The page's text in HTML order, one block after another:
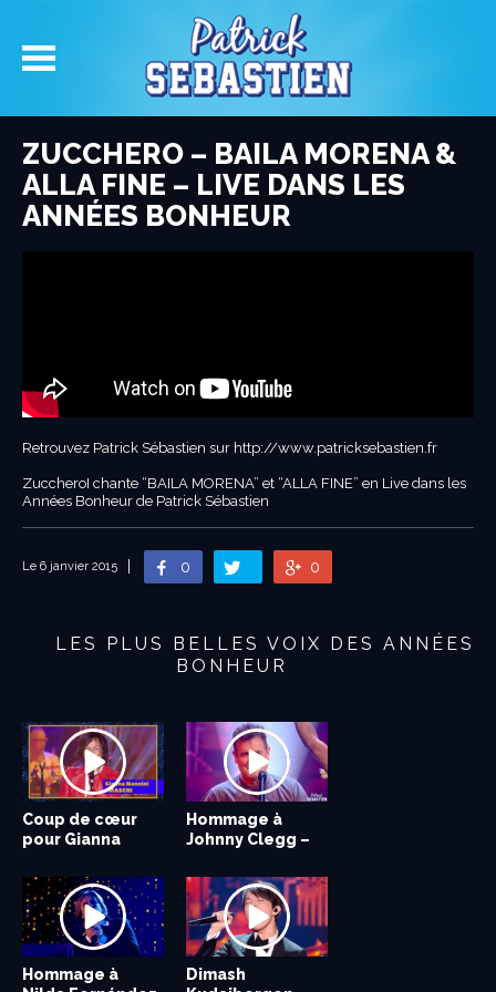
ZUCCHERO – BAILA MORENA &
ALLA FINE – LIVE DANS LES
ANNÉES BONHEUR
Retrouvez Patrick Sébastien sur http://www.patricksebastien.fr
ZuccheroI chante “BAILA MORENA” et “ALLA FINE” en Live dans les
Années Bonheur de Patrick Sébastien
Le 6 janvier 2015 0 0
LES PLUS BELLES VOIX DES ANNÉES
BONHEUR
Coup de cœur
pour Gianna
Hommage à
Johnny Clegg –
Hommage à
Dimash
Texas – I don’t
want a lover
Chris De Burgh –
HIGH ON
Seal – LET’S STAY
Percy Sledge –